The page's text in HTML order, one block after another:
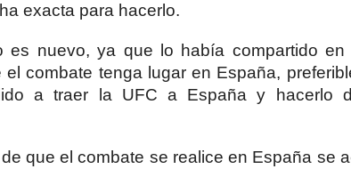
exacta para hacerlo.
es nuevo, ya que lo había compartido
combate tenga lugar en España,
a traer la UFC a España y hacerlo
que el combate se realice en España se